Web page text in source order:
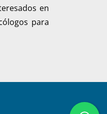
en
para